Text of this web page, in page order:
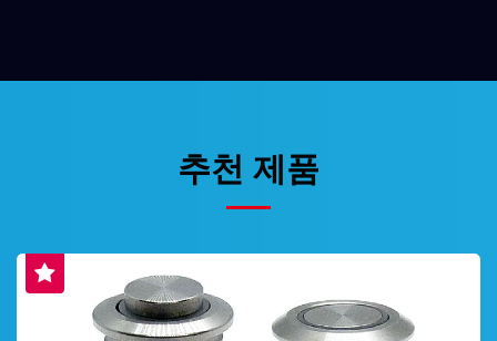
추천 제품